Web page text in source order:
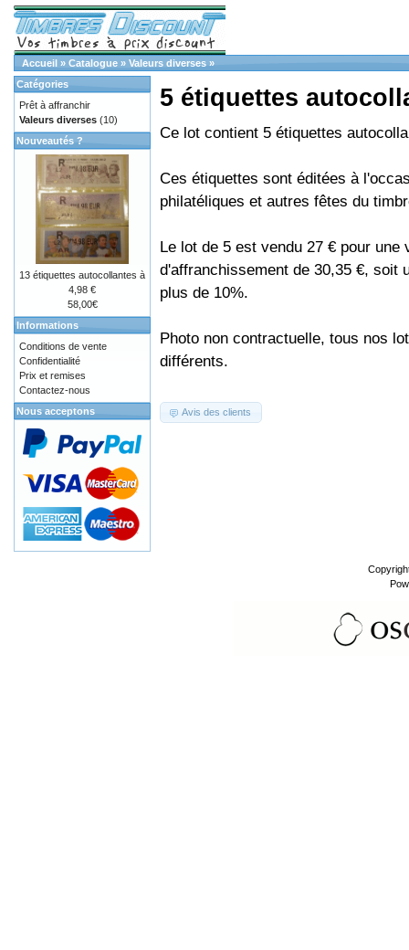
Accueil » Catalogue » Valeurs diverses »
5 étiquettes
Ce lot contient 5 étiquettes
Ces étiquettes sont éditées à
philatéliques et autres fêtes du
Le lot de 5 est vendu 27 € pour une
d'affranchissement de 30,35 €, soit
plus de 10%.
Photo non contractuelle, tous nos
différents.
Avis des clients
Catégories
Prêt à affranchir
Valeurs diverses (10)
Nouveautés ?
13 étiquettes autocollantes à
4,98 €
58,00€
Informations
Conditions de vente
Confidentialité
Prix et remises
Contactez-nous
Nous acceptons